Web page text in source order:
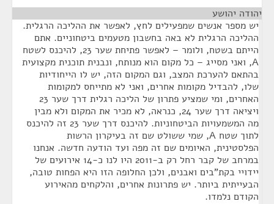
יהודה יהושע
יש מספר אנשים שמפעילים לחץ, לאפשר את ההליכה הרגלית.
ההליכה הרגלית לא באה בחשבון מטעמים ביטחוניים. אתם
הייתם בשטח, ולומר – לאפשר פתיחת שער 23, להיכנס לשטח
A, ואני מסייג – כל מקום הוא מנותח, ונבנית תוכנית מקצועית
בהתאם להערכת המצב, וגם המקום הזה, יש לו הייחודיות
שלו, להבדיל מקומות אחרים, ואני לא מתייחס למקומות
האחרים, ומי שמציע פתרון של הליכה רגלית דרך שער 23
ויציאה דרך שער 24, כנראה, לא מכיר את המקום ולא מבין
מה המשמעויות הביטחוניות. להיכנס דרך שער 23 זה להיכנס
לתוך שטח A, שמי ששולט שם זה בעיקרון הרשות
הפלסטינית, האיומים שם זה מפה ועד הודעה חדשה. אנחנו
במרחב של קבר רחל רק ב-2011 היו לנו כ-14 אירועים של
יידויי בקת"בים ואבנים, ולכן החלופה הזו היא הפחות טובה,
הבעייתית ביותר. יש פתרונות אחרים, והלקחים מהאירוע
הקודם נלמדו.